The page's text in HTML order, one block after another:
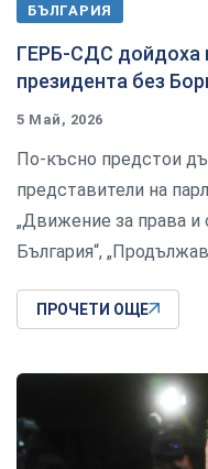
БЪЛГАРИЯ
ГЕРБ-СДС дойдоха
президента без
5 Май, 2026
По-късно предстои
представители на
„Движение за права
България“,
ПРОЧЕТИ ОЩЕ